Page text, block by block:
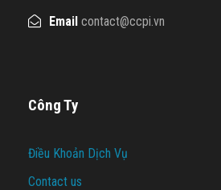
Email contact@ccpi.vn
Công Ty
Điều Khoản Dịch Vụ
Contact us